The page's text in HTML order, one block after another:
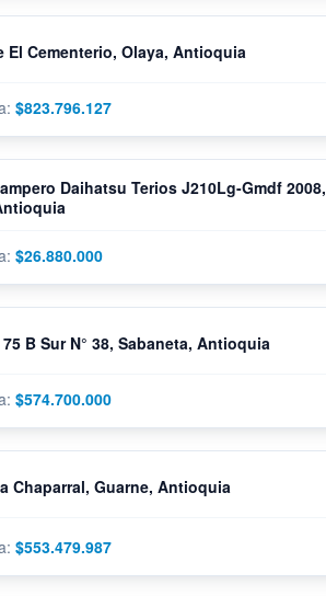
$823.796.127
El Cementerio, Olaya, Antioquia
$26.880.000
Daihatsu Terios J210Lg-Gmdf 2008,
$574.700.000
B Sur N° 38, Sabaneta, Antioquia
$553.479.987
Chaparral, Guarne, Antioquia